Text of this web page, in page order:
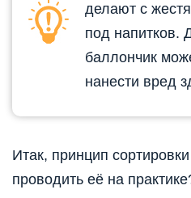
делают с
под напитков.
баллончик
нанести вред
Итак, принцип
проводить её на